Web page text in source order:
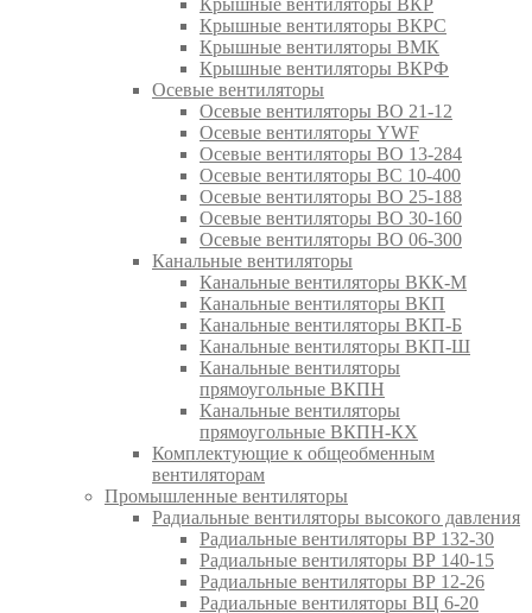
Крышные вентиляторы ВКРС
Крышные вентиляторы ВМК
Крышные вентиляторы ВКРФ
Осевые вентиляторы
Осевые вентиляторы ВО 21-12
Осевые вентиляторы YWF
Осевые вентиляторы ВО 13-284
Осевые вентиляторы ВС 10-400
Осевые вентиляторы ВО 25-188
Осевые вентиляторы ВО 30-160
Осевые вентиляторы ВО 06-300
Канальные вентиляторы
Канальные вентиляторы ВКК-М
Канальные вентиляторы ВКП
Канальные вентиляторы ВКП-Б
Канальные вентиляторы ВКП-Ш
Канальные вентиляторы
прямоугольные ВКПН
Канальные вентиляторы
прямоугольные ВКПН-КХ
Комплектующие к общеобменным
вентиляторам
Промышленные вентиляторы
Радиальные вентиляторы высокого давления
Радиальные вентиляторы ВР 132-30
Радиальные вентиляторы ВР 140-15
Радиальные вентиляторы ВР 12-26
Радиальные вентиляторы ВЦ 6-20